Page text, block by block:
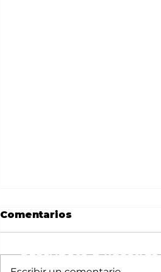
Comentarios
Suscríbete a